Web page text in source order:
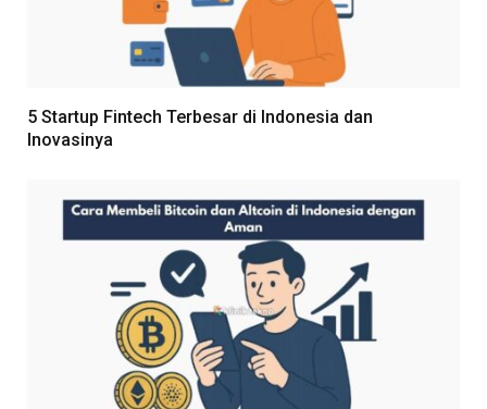
5 Startup Fintech Terbesar di Indonesia dan
Inovasinya